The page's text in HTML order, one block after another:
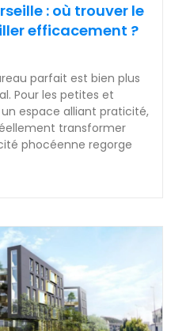
: où trouver le
efficacement ?
parfait est bien plus
Pour les petites et
espace alliant praticité,
transformer
phocéenne regorge